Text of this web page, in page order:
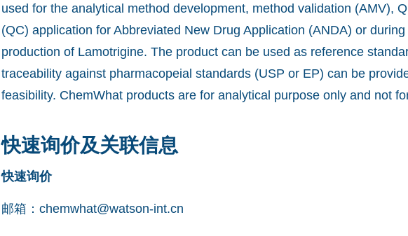
used for the analytical method development, method validation (AMV),
(QC) application for Abbreviated New Drug Application (ANDA) or
production of Lamotrigine. The product can be used as reference
traceability against pharmacopeial standards (USP or EP) can be
feasibility. ChemWhat products are for analytical purpose only and not
快速询价及关联信息
快速询价
邮箱： chemwhat@watson-int.cn